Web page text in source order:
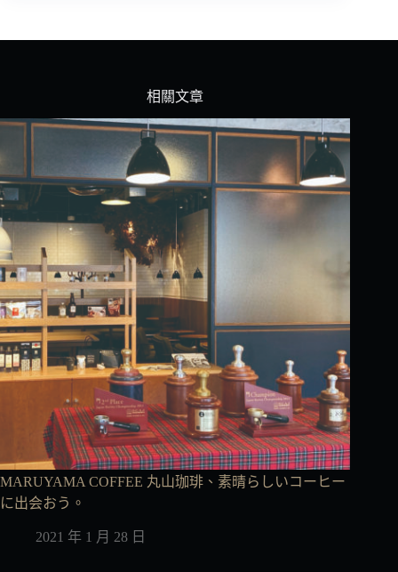
相關文章
MARUYAMA COFFEE 丸山珈琲、素晴らしいコーヒー
に出会おう。
2021 年 1 月 28 日